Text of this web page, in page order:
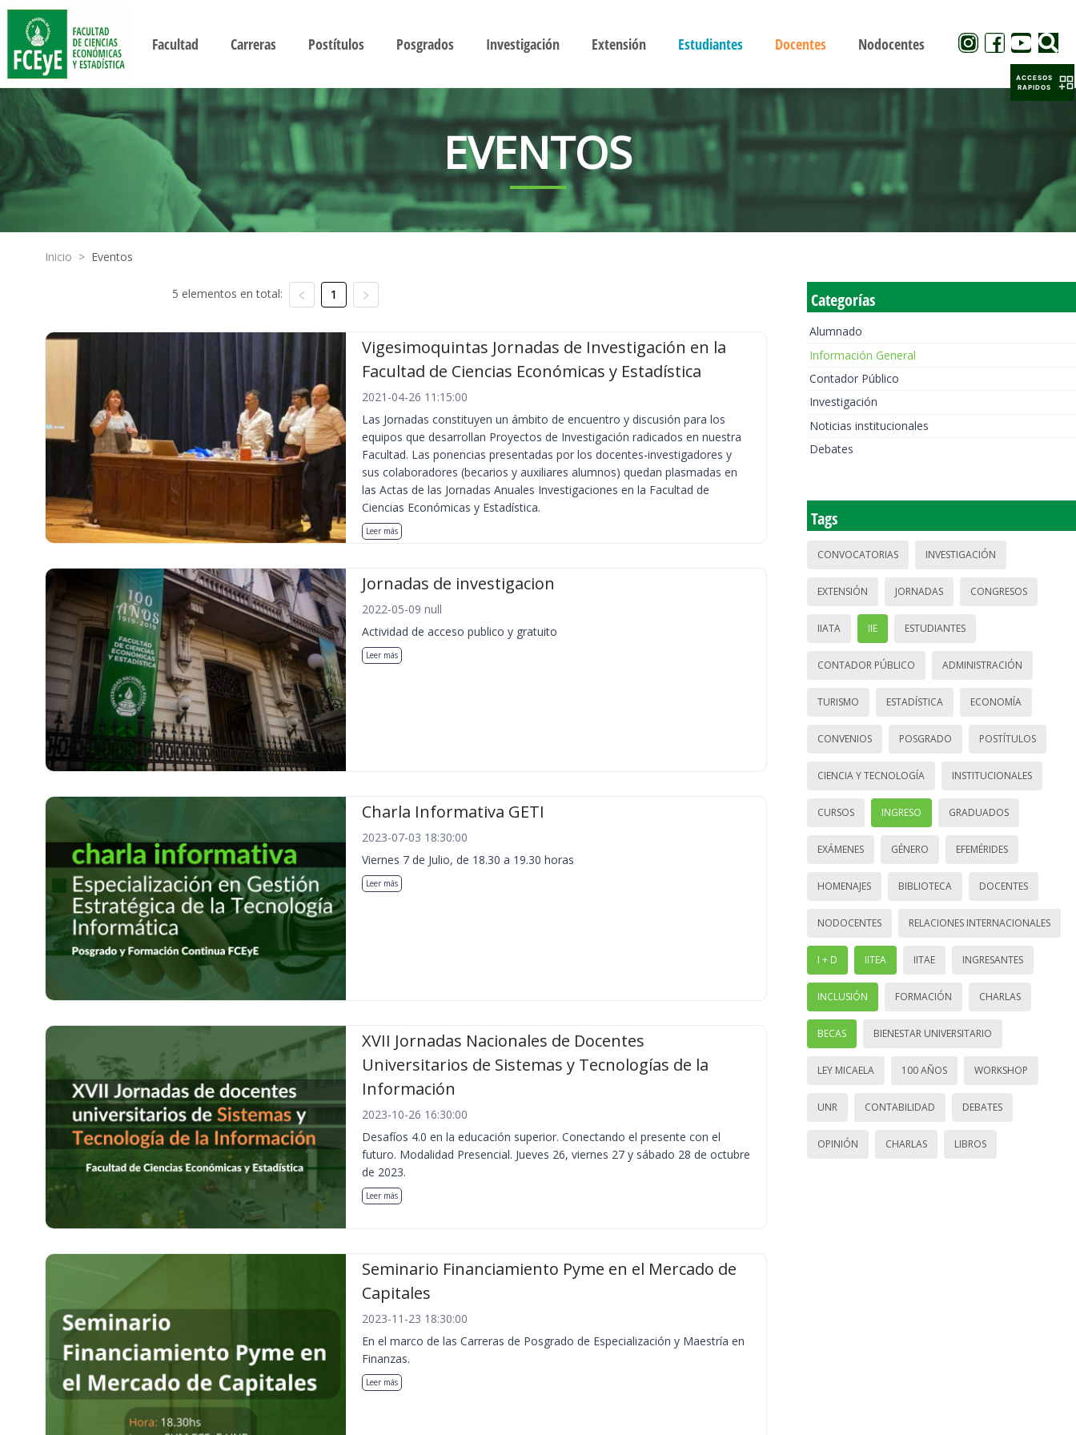
Facultad Carreras Postítulos Posgrados Investigación Extensión Estudiantes Docentes Nodocentes
EVENTOS
Inicio > Eventos
5 elementos en total: 1
Vigesimoquintas Jornadas de Investigación en la
Facultad de Ciencias Económicas y Estadística
2021-04-26 11:15:00
Las Jornadas constituyen un ámbito de encuentro y discusión para los
equipos que desarrollan Proyectos de Investigación radicados en nuestra
Facultad. Las ponencias presentadas por los docentes-investigadores y
sus colaboradores (becarios y auxiliares alumnos) quedan plasmadas en
las Actas de las Jornadas Anuales Investigaciones en la Facultad de
Ciencias Económicas y Estadística.
Leer más
Jornadas de investigacion
2022-05-09 null
Actividad de acceso publico y gratuito
Leer más
Charla Informativa GETI
2023-07-03 18:30:00
Viernes 7 de Julio, de 18.30 a 19.30 horas
Leer más
XVII Jornadas Nacionales de Docentes
Universitarios de Sistemas y Tecnologías de la
Información
2023-10-26 16:30:00
Desafíos 4.0 en la educación superior. Conectando el presente con el
futuro. Modalidad Presencial. Jueves 26, viernes 27 y sábado 28 de octubre
de 2023.
Leer más
Seminario Financiamiento Pyme en el Mercado de
Capitales
2023-11-23 18:30:00
En el marco de las Carreras de Posgrado de Especialización y Maestría en
Finanzas.
Leer más
Categorías
Alumnado
Información General
Contador Público
Investigación
Noticias institucionales
Debates
Tags
CONVOCATORIAS INVESTIGACIÓN
EXTENSIÓN JORNADAS CONGRESOS
IIATA IIE ESTUDIANTES
CONTADOR PÚBLICO ADMINISTRACIÓN
TURISMO ESTADÍSTICA ECONOMÍA
CONVENIOS POSGRADO POSTÍTULOS
CIENCIA Y TECNOLOGÍA INSTITUCIONALES
CURSOS INGRESO GRADUADOS
EXÁMENES GÉNERO EFEMÉRIDES
HOMENAJES BIBLIOTECA DOCENTES
NODOCENTES RELACIONES INTERNACIONALES
I + D IITEA IITAE INGRESANTES
INCLUSIÓN FORMACIÓN CHARLAS
BECAS BIENESTAR UNIVERSITARIO
LEY MICAELA 100 AÑOS WORKSHOP
UNR CONTABILIDAD DEBATES
OPINIÓN CHARLAS LIBROS
ACCESOS
RAPIDOS